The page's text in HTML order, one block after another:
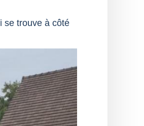
se trouve à côté